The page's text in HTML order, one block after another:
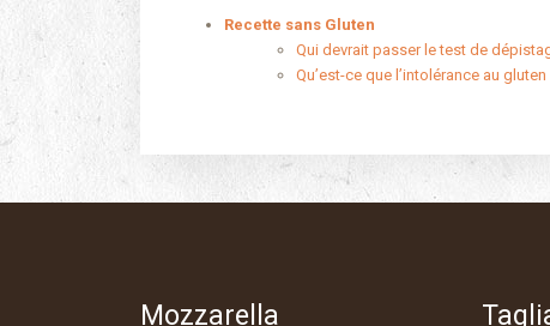
Recette sans Gluten
Qui devrait passer le test de
Qu’est-ce que l’intolérance au
Mozzarella